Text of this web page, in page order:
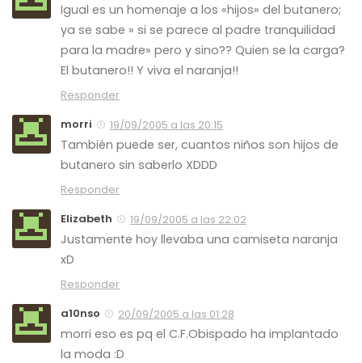
Igual es un homenaje a los «hijos» del butanero;
ya se sabe » si se parece al padre tranquilidad
para la madre» pero y sino?? Quien se la carga?
El butanero!! Y viva el naranja!!
Responder
morri
19/09/2005 a las 20:15
También puede ser, cuantos niños son hijos de
butanero sin saberlo XDDD
Responder
Elizabeth
19/09/2005 a las 22:02
Justamente hoy llevaba una camiseta naranja
xD
Responder
a10nso
20/09/2005 a las 01:28
morri eso es pq el C.F.Obispado ha implantado
la moda :D